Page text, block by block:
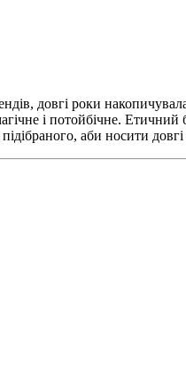
довгі роки накопичувала
і потойбічне.
аби носити